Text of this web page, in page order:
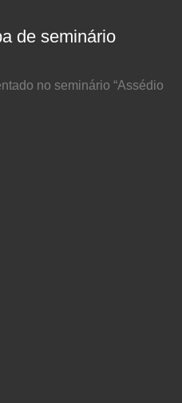
de seminário
no seminário “Assédio